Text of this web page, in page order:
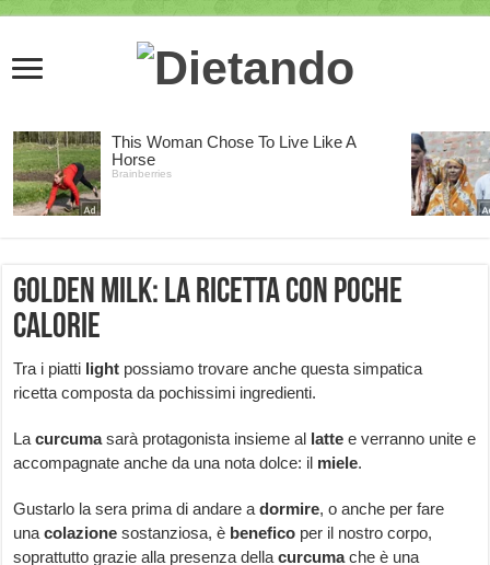
Golden milk: la ricetta con poche
calorie
Tra i piatti light possiamo trovare anche questa simpatica
ricetta composta da pochissimi ingredienti.
Lacurcumasarà protagonista insieme al latte e verranno unite e
accompagnate anche da una nota dolce: il miele.
Gustarlo la sera prima di andare adormire, o anche per fare
unacolazione sostanziosa, è benefico per il nostro corpo,
soprattutto grazie alla presenza dellacurcumache è una